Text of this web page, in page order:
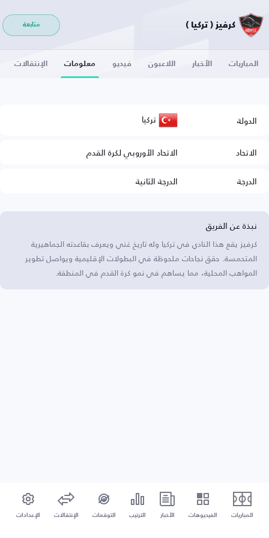
كرفيز ( تركيا ) متابعة
المباريات الأخبار اللاعبون فيديو معلومات الإنتقالات
الدولة تركيا
الاتحاد
الاتحاد الأوروبي لكرة القدم
الدرجة
الدرجة الثانية
نبذة عن الفريق
كرفيز يقع هذا النادي في تركيا وله تاريخ غني ويعرف بقاعدته الجماهيرية
المتحمسة. حقق نجاحات ملحوظة في البطولات الإقليمية ويواصل تطوير
المواهب المحلية، مما يساهم في نمو كرة القدم في المنطقة.
المباريات الفيديوهات الأخبار الترتيب التوقعات الإنتقالات الإعدادات